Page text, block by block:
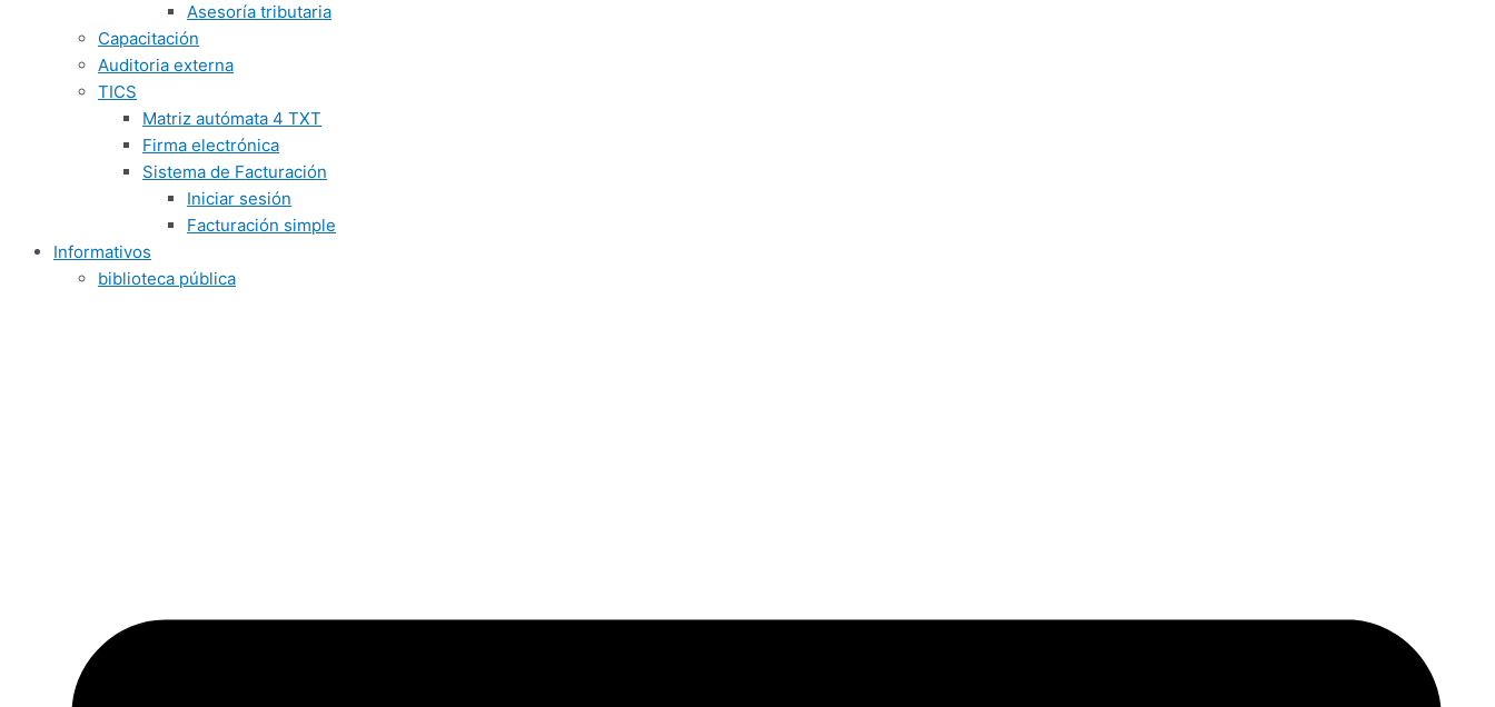
Asesoría tributaria
Capacitación
Auditoria externa
TICS
Matriz autómata 4 TXT
Firma electrónica
Sistema de Facturación
Iniciar sesión
Facturación simple
Informativos
biblioteca pública